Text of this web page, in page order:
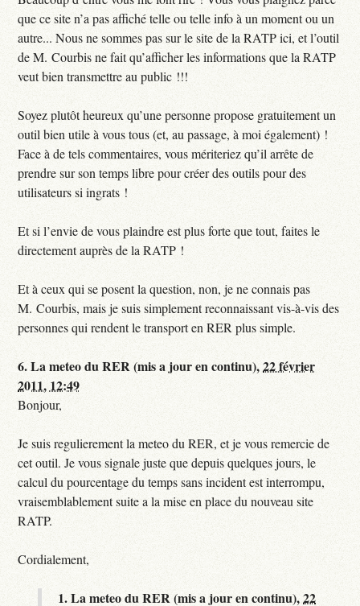
que ce site n’a pas affiché telle ou telle info à un moment ou un
autre... Nous ne sommes pas sur le site de la RATP ici, et l’outil
de M. Courbis ne fait qu’afficher les informations que la RATP
veut bien transmettre au public !!!
Soyez plutôt heureux qu’une personne propose gratuitement un
outil bien utile à vous tous (et, au passage, à moi également) !
Face à de tels commentaires, vous mériteriez qu’il arrête de
prendre sur son temps libre pour créer des outils pour des
utilisateurs si ingrats !
Et si l’envie de vous plaindre est plus forte que tout, faites le
directement auprès de la RATP !
Et à ceux qui se posent la question, non, je ne connais pas
M. Courbis, mais je suis simplement reconnaissant vis-à-vis des
personnes qui rendent le transport en RER plus simple.
6.La meteo du RER (mis a jour en continu),22 février
2011, 12:49
Bonjour,
Je suis regulierement la meteo du RER, et je vous remercie de
cet outil. Je vous signale juste que depuis quelques jours, le
calcul du pourcentage du temps sans incident est interrompu,
vraisemblablement suite a la mise en place du nouveau site
RATP.
Cordialement,
1.La meteo du RER (mis a jour en continu),22